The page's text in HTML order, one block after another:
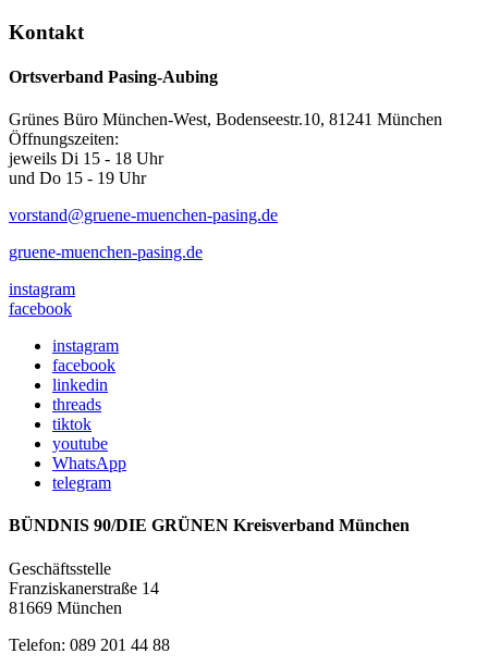
Kontakt
Ortsverband Pasing-Aubing
Grünes Büro München-West, Bodenseestr.10, 81241 München
Öffnungszeiten:
jeweils Di 15 - 18 Uhr
und Do 15 - 19 Uhr
vorstand@gruene-muenchen-pasing.de
gruene-muenchen-pasing.de
instagram
facebook
instagram
facebook
linkedin
threads
tiktok
youtube
WhatsApp
telegram
BÜNDNIS 90/DIE GRÜNEN Kreisverband München
Geschäftsstelle
Franziskanerstraße 14
81669 München
Telefon: 089 201 44 88